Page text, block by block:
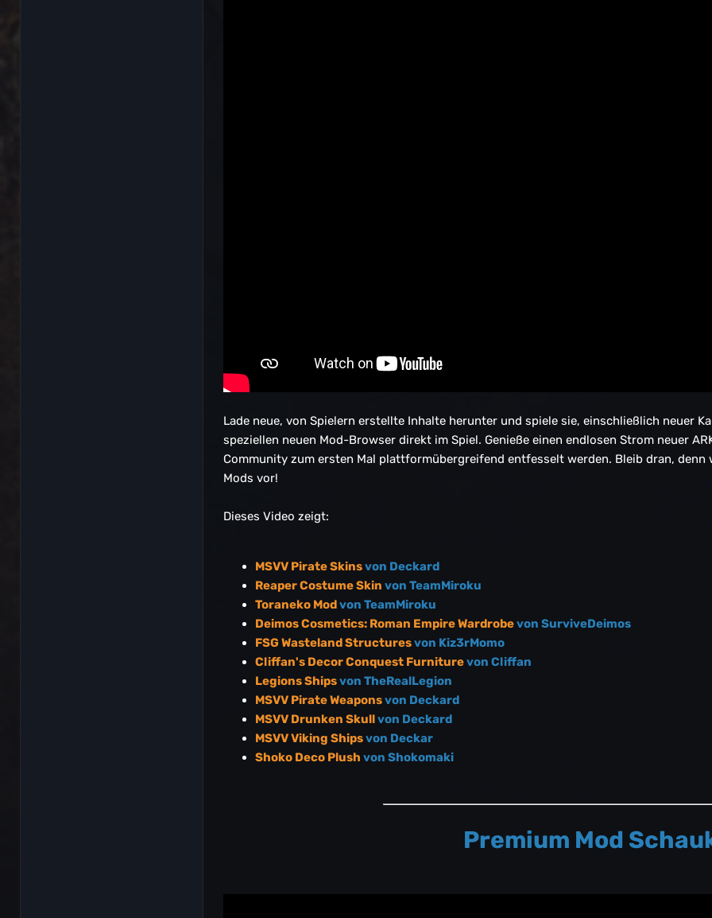
Lade neue, von Spielern erstellte Inhalte herunter und spiele sie, einschließlich neuer
speziellen neuen Mod-Browser direkt im Spiel. Genieße einen endlosen Strom neuer
Community zum ersten Mal plattformübergreifend entfesselt werden. Bleib dran,
Mods vor!
Dieses Video zeigt:
MSVV Pirate Skinsvon Deckard
Reaper Costume Skin von TeamMiroku
Toraneko Modvon TeamMiroku
Deimos Cosmetics: Roman Empire Wardrobevon SurviveDeimos
FSG Wasteland Structuresvon Kiz3rMomo
Cliffan's Decor Conquest Furniturevon Cliffan
Legions Shipsvon TheRealLegion
MSVV Pirate Weaponsvon Deckard
MSVV Drunken Skullvon Deckard
MSVV Viking Shipsvon Deckar
Shoko Deco Plush von Shokomaki
Premium Mod